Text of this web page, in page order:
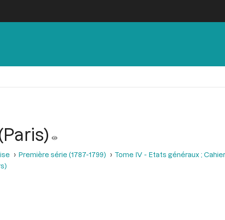
Première série (1787-1799)
Tome IV - Etats généraux ;